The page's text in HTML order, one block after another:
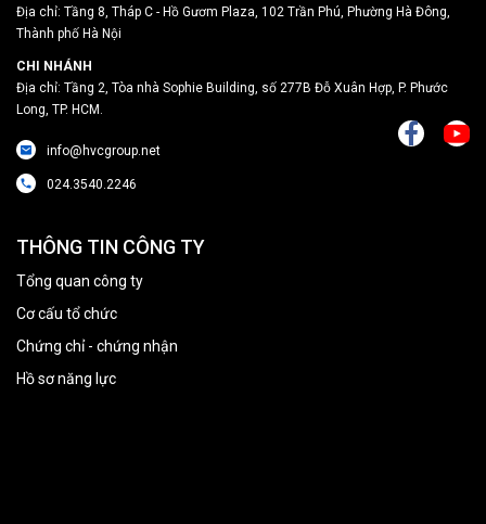
Địa chỉ: Tầng 8, Tháp C - Hồ Gươm Plaza, 102 Trần Phú, Phường Hà Đông,
Thành phố Hà Nội
CHI NHÁNH
Địa chỉ: Tầng 2, Tòa nhà Sophie Building, số 277B Đỗ Xuân Hợp, P. Phước
Long, TP. HCM.
info@hvcgroup.net
024.3540.2246
THÔNG TIN CÔNG TY
Tổng quan công ty
Cơ cấu tổ chức
Chứng chỉ - chứng nhận
Hồ sơ năng lực